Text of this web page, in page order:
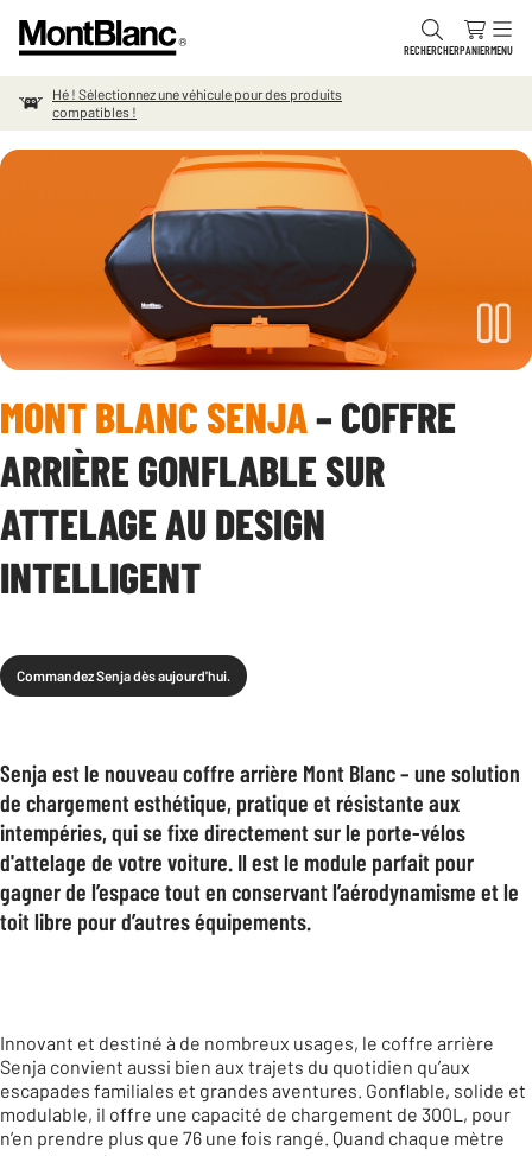
RECHERCHERPANIERMENU
Hé ! Sélectionnez une véhicule pour des produits
compatibles !
MONT BLANC SENJA– COFFRE
ARRIÈRE GONFLABLE SUR
ATTELAGE AU DESIGN
INTELLIGENT
Commandez Senja dès aujourd'hui.
Senja est le nouveau coffre arrière Mont Blanc – une solution
de chargement esthétique, pratique et résistante aux
intempéries, qui se fixe directement sur le porte-vélos
d'attelage de votre voiture. Il est le module parfait pour
gagner de l’espace tout en conservant l’aérodynamisme et le
toit libre pour d’autres équipements.
Innovant et destiné à de nombreux usages, le coffre arrière
Senja convient aussi bien aux trajets du quotidien qu’aux
escapades familiales et grandes aventures. Gonflable, solide et
modulable, il offre une capacité de chargement de 300L, pour
n’en prendre plus que 76 une fois rangé. Quand chaque mètre